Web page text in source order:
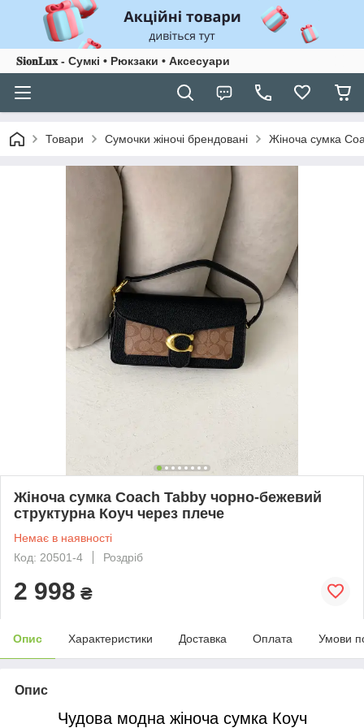
𝐒𝐢𝐨𝐧𝐋𝐮𝐱 - Сумкі • Рюкзаки • Аксесуари
Товари Сумочки жіночі брендовані Жіноча сумка
Жіноча сумка Coach Tabby чорно-бежевий
структурна Коуч через плече
Немає в наявності
Код: 20501-4
Роздріб
2 998 ₴
Опис Характеристики Доставка Оплата Умови
Опис
Чудова модна жіноча сумка Коуч